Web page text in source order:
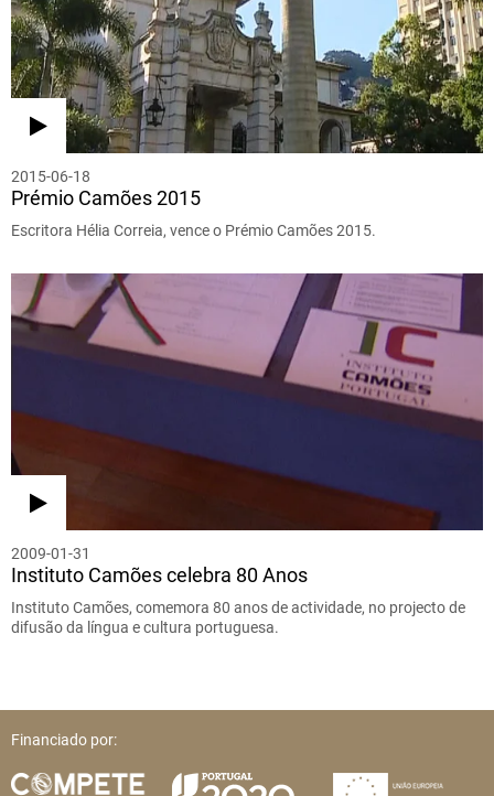
2015-06-18
Prémio Camões 2015
Escritora Hélia Correia, vence o Prémio Camões 2015.
2009-01-31
Instituto Camões celebra 80 Anos
Instituto Camões, comemora 80 anos de actividade, no projecto de
difusão da língua e cultura portuguesa.
Financiado por: